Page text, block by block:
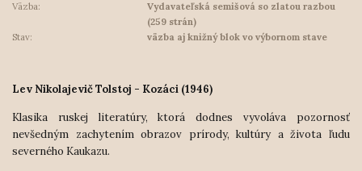
Väzba:
Vydavateľská semišová so zlatou razbou
(259 strán)
Stav:
väzba aj knižný blok vo výbornom stave
Lev Nikolajevič Tolstoj - Kozáci (1946)
Klasika ruskej literatúry, ktorá dodnes vyvoláva pozornosť
nevšedným zachytením obrazov prírody, kultúry a života ľudu
severného Kaukazu.